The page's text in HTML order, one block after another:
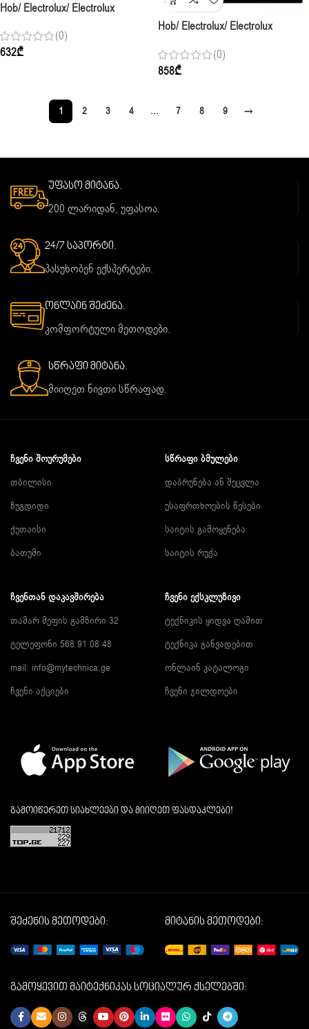
Hob/ Electrolux/ Electrolux
Black Glass (0)
632₾
Hob/ Electrolux/ Electrolux
Black Glass (0)
858₾
1 2 3 4 … 7 8 9 →
უფასო მიტანა.
200 ლარიდან, უფასოა.
24/7 საპორტი.
პასუხობენ ექსპერტები.
ონლაინ შეძენა.
კომფორტული მეთოდები.
სწრაფი მიტანა.
მიიღეთ ნივთი სწრაფად.
ᲩᲕᲔᲜᲘ ᲨᲝᲣᲠᲣᲛᲔᲑᲘ
თბილისი
ზუგდიდი
ქუთაისი
ბათუმი
ᲡᲬᲠᲐᲤᲘ ᲑᲛᲣᲚᲔᲑᲘ
დაბრუნება ან შეცვლა
უსაფრთხოების წესები
საიტის გამოყენება
საიტის რუქა
ᲩᲕᲔᲜᲗᲐᲜ ᲓᲐᲙᲐᲕᲨᲘᲠᲔᲑᲐ
თამარ მეფის გამზირი 32
ტელეფონი 568 91 08 48
mail: info@mytechnica.ge
ჩვენი აქციები
ᲩᲕᲔᲜᲘ ᲔᲥᲡᲙᲚᲣᲖᲘᲕᲘ
ტექნიკის ყიდვა ღამით
ტექნიკა განვადებით
ონლაინ კატალოგი
ჩვენი ჯილდოები
გამოიწერეთ სიახლეები და მიიღეთ ფასდაკლები!
შეძენის მეთოდები: მიტანის მეთოდები:
გამოყევით მაიტექნიკას სოციალურ ქსელებში: